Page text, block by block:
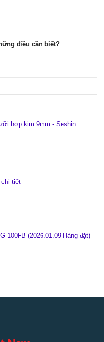
điều cần biết?
hợp kim 9mm - Seshin
chi tiết
100FB (2026.01.09 Hàng đặt)